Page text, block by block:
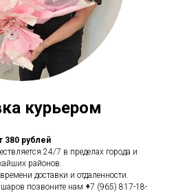
курьером
380 рублей
24/7 в пределах города и
районов.
доставки и отдаленности.
позвоните нам +7 (965) 817-18-